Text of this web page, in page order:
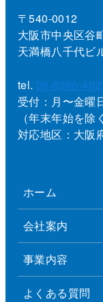
〒540-0012
大阪市中央区谷
天満橋八千代ビ
tel. 06-6360-
受付：月〜金曜
（年末年始を除
対応地区：大阪
ホーム
会社案内
事業内容
よくある質問